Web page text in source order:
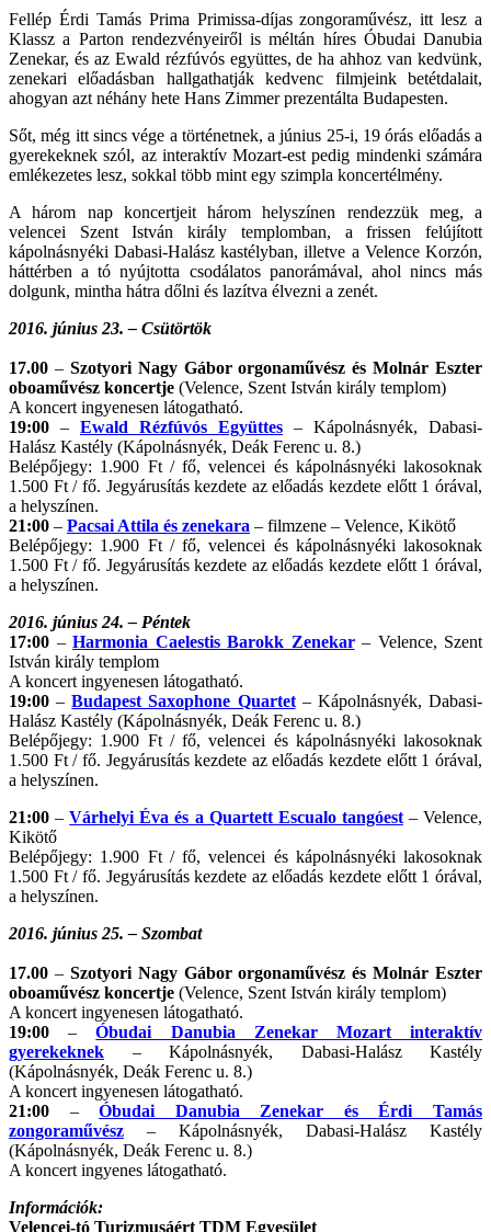
Fellép Érdi Tamás Prima Primissa-díjas zongoraművész, itt lesz a
Klassz a Parton rendezvényeiről is méltán híres Óbudai Danubia
Zenekar, és az Ewald rézfúvós együttes, de ha ahhoz van kedvünk,
zenekari előadásban hallgathatják kedvenc filmjeink betétdalait,
ahogyan azt néhány hete Hans Zimmer prezentálta Budapesten.
Sőt, még itt sincs vége a történetnek, a június 25-i, 19 órás előadás a
gyerekeknek szól, az interaktív Mozart-est pedig mindenki számára
emlékezetes lesz, sokkal több mint egy szimpla koncertélmény.
A három nap koncertjeit három helyszínen rendezzük meg, a
velencei Szent István király templomban, a frissen felújított
kápolnásnyéki Dabasi-Halász kastélyban, illetve a Velence Korzón,
háttérben a tó nyújtotta csodálatos panorámával, ahol nincs más
dolgunk, mintha hátra dőlni és lazítva élvezni a zenét.
2016. június 23. – Csütörtök
17.00 – Szotyori Nagy Gábor orgonaművész és Molnár Eszter
oboaművész koncertje (Velence, Szent István király templom)
A koncert ingyenesen látogatható.
19:00 – Ewald Rézfúvós Együttes – Kápolnásnyék, Dabasi-
Halász Kastély (Kápolnásnyék, Deák Ferenc u. 8.)
Belépőjegy: 1.900 Ft / fő, velencei és kápolnásnyéki lakosoknak
1.500 Ft / fő. Jegyárusítás kezdete az előadás kezdete előtt 1 órával,
a helyszínen.
21:00 – Pacsai Attila és zenekara – filmzene – Velence, Kikötő
Belépőjegy: 1.900 Ft / fő, velencei és kápolnásnyéki lakosoknak
1.500 Ft / fő. Jegyárusítás kezdete az előadás kezdete előtt 1 órával,
a helyszínen.
2016. június 24. – Péntek
17:00 – Harmonia Caelestis Barokk Zenekar – Velence, Szent
István király templom
A koncert ingyenesen látogatható.
19:00 –Budapest Saxophone Quartet– Kápolnásnyék, Dabasi-
Halász Kastély (Kápolnásnyék, Deák Ferenc u. 8.)
Belépőjegy: 1.900 Ft / fő, velencei és kápolnásnyéki lakosoknak
1.500 Ft / fő. Jegyárusítás kezdete az előadás kezdete előtt 1 órával,
a helyszínen.
21:00 –Várhelyi Éva és a Quartett Escualo tangóest– Velence,
Kikötő
Belépőjegy: 1.900 Ft / fő, velencei és kápolnásnyéki lakosoknak
1.500 Ft / fő. Jegyárusítás kezdete az előadás kezdete előtt 1 órával,
a helyszínen.
2016. június 25. – Szombat
17.00 – Szotyori Nagy Gábor orgonaművész és Molnár Eszter
oboaművész koncertje (Velence, Szent István király templom)
A koncert ingyenesen látogatható.
19:00 –Óbudai Danubia Zenekar Mozart interaktív
gyerekeknek – Kápolnásnyék, Dabasi-Halász Kastély
(Kápolnásnyék, Deák Ferenc u. 8.)
A koncert ingyenesen látogatható.
21:00 –Óbudai Danubia Zenekar és Érdi Tamás
zongoraművész – Kápolnásnyék, Dabasi-Halász Kastély
(Kápolnásnyék, Deák Ferenc u. 8.)
A koncert ingyenes látogatható.
Információk:
Velencei-tó Turizmusáért TDM Egyesület